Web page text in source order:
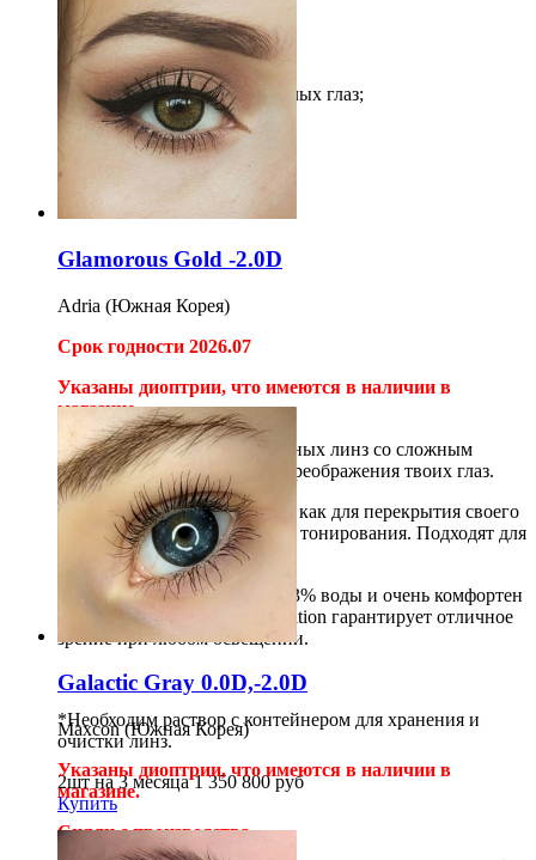
Цветные линзы Tomi;
Кукольные 2-х тонные;
С эффектом увеличения;
Подходят для темных и светлых глаз;
2шт на 12 месяцев1 450
Glamorous Gold -2.0D
Adria (Южная Корея)
Срок годности 2026.07
Указаны диоптрии, что имеются в наличии в
магазине.
Adria Glamorous- серия цветных линз со сложным
узором для максимального преображения твоих глаз.
Линза может использоваться как для перекрытия своего
родного цвета глаз, так и для тонирования. Подходят для
темных и светлых глаз.
Материал линзы содержит 43% воды и очень комфортен
для глаз, а оптика High Definition гарантирует отличное
зрение при любом освещении.
*Необходим раствор с контейнером для хранения и
очистки линз.
2шт на 3 месяца 1 350 800руб
Купить
Galactic Gray 0.0D,-2.0D
Maxcon (Южная Корея)
Указаны диоптрии, что имеются в наличии в
магазине.
Сняли с производства